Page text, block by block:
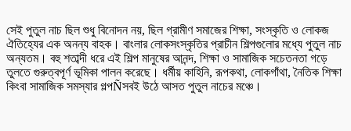
সেই পুতুল নাচ ছিল শুধু বিনোদন নয়, ছিল গ্রামীণ সমাজের শিক্ষা, সংস্কৃতি ও লোকজ
ঐতিহ্যের এক অনন্য বাহক। বাংলার লোকসংস্কৃতির প্রাচীন শিল্পগুলোর মধ্যে পুতুল নাচ
অন্যতম। বহু শতাব্দী ধরে এই শিল্প মানুষের আনন্দ, শিক্ষা ও সামাজিক সচেতনতা গড়ে
তুলতে গুরুত্বপূর্ণ ভূমিকা পালন করেছে। ধর্মীয় কাহিনি, রূপকথা, লোকগাঁথা, নৈতিক শিক্ষা
কিংবা সামাজিক সমস্যার গল্পÑসবই উঠে আসত পুতুল নাচের মঞ্চে।